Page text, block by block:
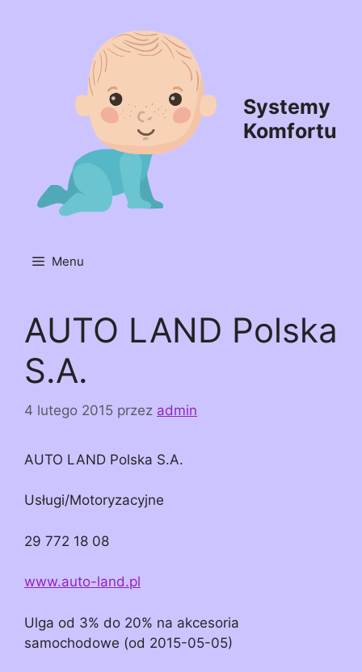
Systemy
Komfortu
Menu
AUTO LAND Polska
S.A.
4 lutego 2015 przez admin
AUTO LAND Polska S.A.
Usługi/Motoryzacyjne
29 772 18 08
www.auto-land.pl
Ulga od 3% do 20% na akcesoria
samochodowe (od 2015-05-05)